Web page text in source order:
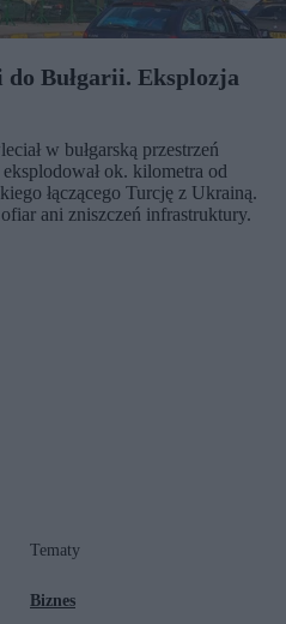
Bułgarii. Eksplozja
w bułgarską przestrzeń
ok. kilometra od
łączącego Turcję z Ukrainą.
ani zniszczeń infrastruktury.
Tematy
Biznes